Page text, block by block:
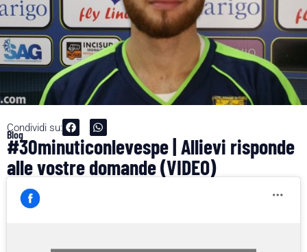
Condividi su:
Blog
#30minuticonlevespe | Allievi risponde
alle vostre domande (VIDEO)